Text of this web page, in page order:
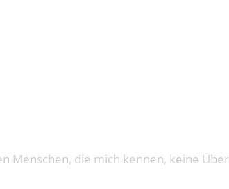
die mich kennen, keine